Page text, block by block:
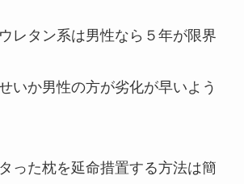
レタン系は男性なら５年が限界
いか男性の方が劣化が早いよう
った枕を延命措置する方法は簡